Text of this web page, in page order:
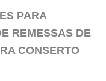
PARA
REMESSAS DE
CONSERTO